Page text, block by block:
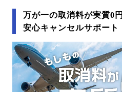
万が一の取消料が実質0円
安心キャンセルサポート